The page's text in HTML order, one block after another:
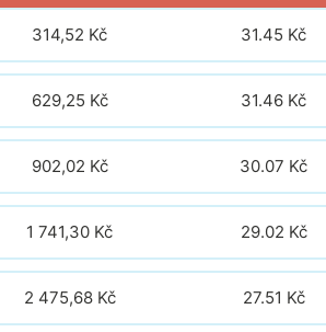
314,52 Kč 31.45 Kč
629,25 Kč 31.46 Kč
902,02 Kč 30.07 Kč
1 741,30 Kč 29.02 Kč
2 475,68 Kč 27.51 Kč